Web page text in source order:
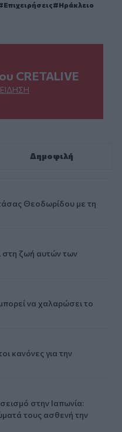
Επιχειρήσεις Ηράκλειο
CRETALIVE
Δημοφιλή
Θεοδωρίδου με τη
ζωή αυτών των
να χαλαρώσει το
κανόνες για την
στην Ιαπωνία:
τους ασθενή την